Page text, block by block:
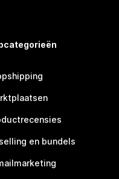
en bundels